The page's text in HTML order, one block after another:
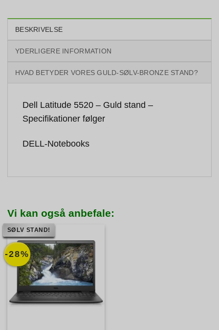
BESKRIVELSE
YDERLIGERE INFORMATION
HVAD BETYDER VORES GULD-SØLV-BRONZE STAND?
Dell Latitude 5520 – Guld stand –
Specifikationer følger
DELL-Notebooks
Vi kan også anbefale:
-28%
SØLV STAND!